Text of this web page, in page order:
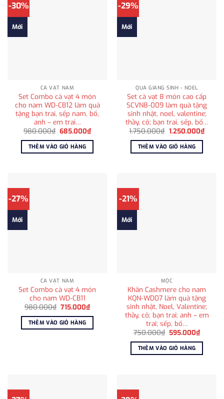
-30%
Mới
CÀ VẠT NAM
Set Combo cà vạt 4 món
cho nam WD-CB12 làm quà
tặng bạn trai, sếp nam, bố,
anh – em trai…
980.000₫ Giá
là:
980.000₫.
685.000₫Giá
tại
THÊM VÀO GIỎ HÀNG
-29%
Mới
QUÀ GIÁNG SINH - NOEL
Set cà vạt 8 món cao cấp
SCVN8-009 làm quà tặng
sinh nhật, noel, valentine;
thầy, cô; bạn trai, sếp, bố…
1.750.000₫ Giá
là:
1.750.000₫.
1.250.000₫Giá
THÊM VÀO GIỎ HÀNG
-27%
Mới
CÀ VẠT NAM
Set Combo cà vạt 4 món
cho nam WD-CB11
980.000₫ Giá
là:
980.000₫.
715.000₫Giá
hiện
tại
715.000₫.
THÊM VÀO GIỎ HÀNG
-21%
Mới
MỘC
Khăn Cashmere cho nam
KQN-WD07 làm quà tặng
sinh nhật, Noel, Valentine;
thầy, cô; bạn trai; anh – em
trai; sếp, bố…
750.000₫ Giá
là:
750.000₫.
595.000₫Giá
hiện
tại
THÊM VÀO GIỎ HÀNG